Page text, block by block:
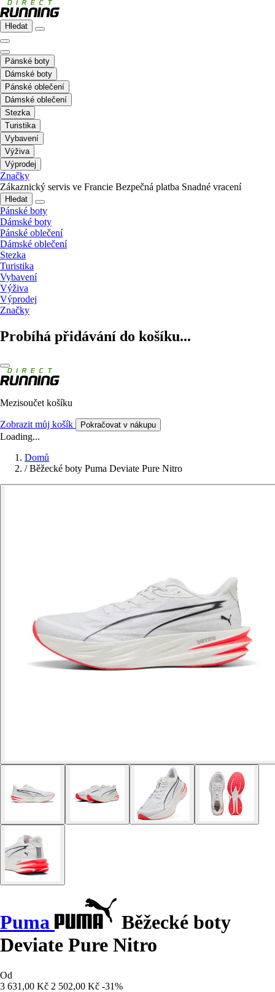
Hledat
Pánské boty
Dámské boty
Pánské oblečení
Dámské oblečení
Stezka
Turistika
Vybavení
Výživa
Výprodej
Značky
Zákaznický servis ve Francie Bezpečná platba Snadné vracení
Hledat
Pánské boty
Dámské boty
Pánské oblečení
Dámské oblečení
Stezka
Turistika
Vybavení
Výživa
Výprodej
Značky
Probíhá přidávání do košíku...
Mezisoučet košíku
Zobrazit můj košík Pokračovat v nákupu
Loading...
Domů
/ Běžecké boty Puma Deviate Pure Nitro
Puma
Běžecké boty
Deviate Pure Nitro
Od
3 631,00 Kč 2 502,00 Kč -31%